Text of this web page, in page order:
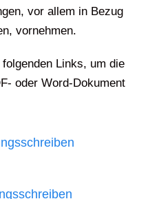
vor allem in Bezug
vornehmen.
Links, um die
oder Word-Dokument